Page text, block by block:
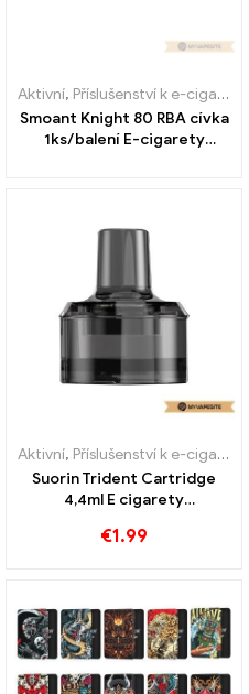
,Výparník
Aktivní, Příslušenství k e-cigaretám
Smoant Knight 80 RBA cívka
1ks/balení E-cigarety
,Výparník
Aktivní, Příslušenství k e-cigaretám
Suorin Trident Cartridge
4,4ml E cigarety
€1.99